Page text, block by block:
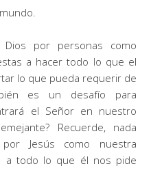
Dios por personas como
a hacer todo lo que el
lo que pueda requerir de
es un desafío para
el Señor en nuestro
Recuerde, nada
Jesús como nuestra
a todo lo que él nos pide